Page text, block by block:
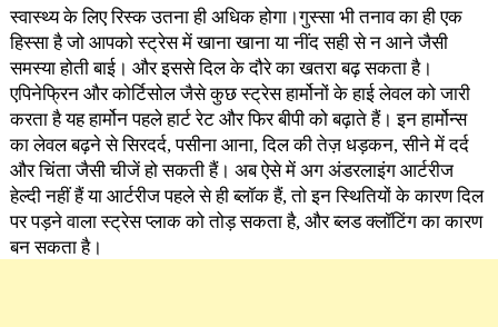
स्वास्थ्य के लिए रिस्क उतना ही अधिक होगा।गुस्सा भी तनाव का ही एक
हिस्सा है जो आपको स्ट्रेस में खाना खाना या नींद सही से न आने जैसी
समस्या होती बाई। और इससे दिल के दौरे का खतरा बढ़ सकता है।
एपिनेफ्रिन और कोर्टिसोल जैसे कुछ स्ट्रेस हार्मोनों के हाई लेवल को जारी
करता है यह हार्मोन पहले हार्ट रेट और फिर बीपी को बढ़ाते हैं। इन हार्मोन्स
का लेवल बढ़ने से सिरदर्द, पसीना आना, दिल की तेज़ धड़कन, सीने में दर्द
और चिंता जैसी चीजें हो सकती हैं। अब ऐसे में अग अंडरलाइंग आर्टरीज
हेल्दी नहीं हैं या आर्टरीज पहले से ही ब्लॉक हैं, तो इन स्थितियों के कारण दिल
पर पड़ने वाला स्ट्रेस प्लाक को तोड़ सकता है, और ब्लड क्लॉटिंग का कारण
बन सकता है।